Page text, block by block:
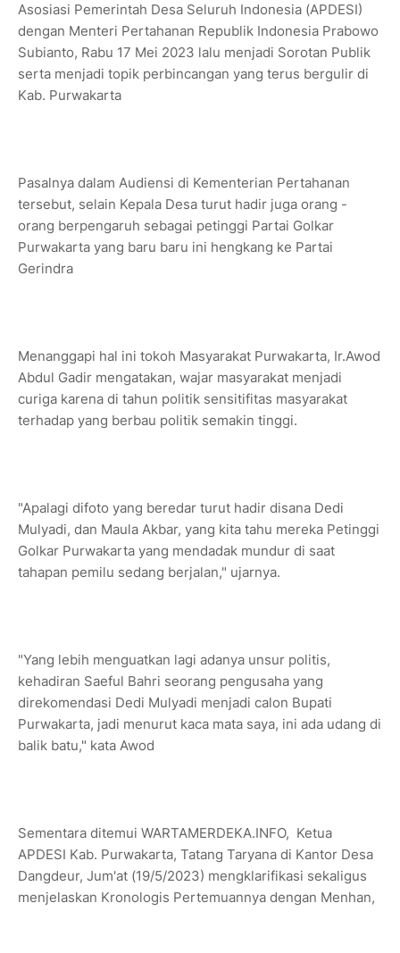
Asosiasi Pemerintah Desa Seluruh Indonesia (APDESI)
dengan Menteri Pertahanan Republik Indonesia Prabowo
Subianto, Rabu 17 Mei 2023 lalu menjadi Sorotan Publik
serta menjadi topik perbincangan yang terus bergulir di
Kab. Purwakarta
Pasalnya dalam Audiensi di Kementerian Pertahanan
tersebut, selain Kepala Desa turut hadir juga orang -
orang berpengaruh sebagai petinggi Partai Golkar
Purwakarta yang baru baru ini hengkang ke Partai
Gerindra
Menanggapi hal ini tokoh Masyarakat Purwakarta, Ir.Awod
Abdul Gadir mengatakan, wajar masyarakat menjadi
curiga karena di tahun politik sensitifitas masyarakat
terhadap yang berbau politik semakin tinggi.
"Apalagi difoto yang beredar turut hadir disana Dedi
Mulyadi, dan Maula Akbar, yang kita tahu mereka Petinggi
Golkar Purwakarta yang mendadak mundur di saat
tahapan pemilu sedang berjalan," ujarnya.
"Yang lebih menguatkan lagi adanya unsur politis,
kehadiran Saeful Bahri seorang pengusaha yang
direkomendasi Dedi Mulyadi menjadi calon Bupati
Purwakarta, jadi menurut kaca mata saya, ini ada udang di
balik batu," kata Awod
Sementara ditemui WARTAMERDEKA.INFO, Ketua
APDESI Kab. Purwakarta, Tatang Taryana di Kantor Desa
Dangdeur, Jum'at (19/5/2023) mengklarifikasi sekaligus
menjelaskan Kronologis Pertemuannya dengan Menhan,